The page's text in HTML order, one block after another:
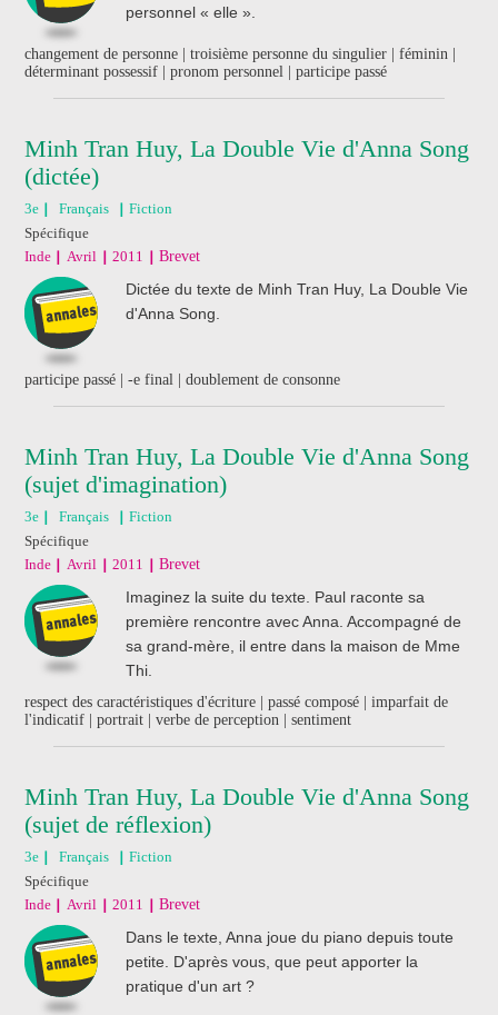
personnel « elle ».
changement de personne | troisième personne du singulier | féminin |
déterminant possessif | pronom personnel | participe passé
Minh Tran Huy, La Double Vie d'Anna Song
(dictée)
3e Français
Fiction
Spécifique
Inde
Avril 2011 Brevet
Dictée du texte de Minh Tran Huy, La Double Vie
d'Anna Song.
participe passé | -e final | doublement de consonne
Minh Tran Huy, La Double Vie d'Anna Song
(sujet d'imagination)
3e Français
Fiction
Spécifique
Inde
Avril 2011 Brevet
Imaginez la suite du texte. Paul raconte sa
première rencontre avec Anna. Accompagné de
sa grand-mère, il entre dans la maison de Mme
Thi.
respect des caractéristiques d'écriture | passé composé | imparfait de
l'indicatif | portrait | verbe de perception | sentiment
Minh Tran Huy, La Double Vie d'Anna Song
(sujet de réflexion)
3e Français
Fiction
Spécifique
Inde
Avril 2011 Brevet
Dans le texte, Anna joue du piano depuis toute
petite. D'après vous, que peut apporter la
pratique d'un art ?